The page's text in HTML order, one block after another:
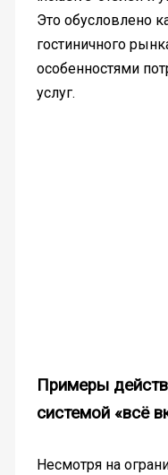
Это обусловлено
гостиничного
особенностями
услуг.
Примеры
системой «всё
Несмотря на